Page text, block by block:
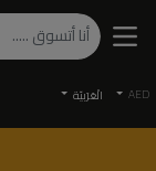
AED الْعَرَبيّة